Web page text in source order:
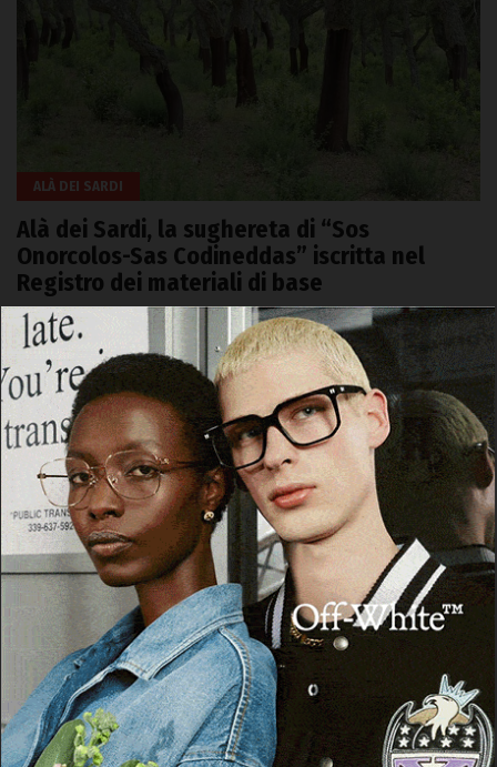
ALÀ DEI SARDI
Alà dei Sardi, la sughereta di “Sos
Onorcolos-Sas Codineddas” iscritta nel
Registro dei materiali di base
1 Giugno 2026, 18:09
Cerca
Cerca
Facebook
Threads
Instagram
X YouTube